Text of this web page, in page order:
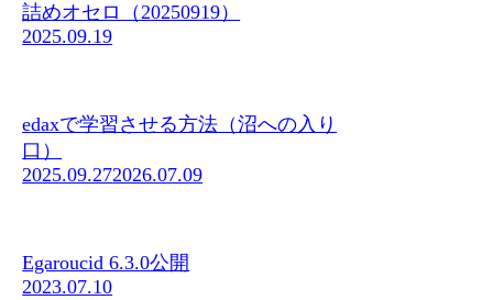
詰めオセロ（20250919）
2025.09.19
edaxで学習させる方法（沼への入り
口）
2025.09.272026.07.09
Egaroucid 6.3.0公開
2023.07.10